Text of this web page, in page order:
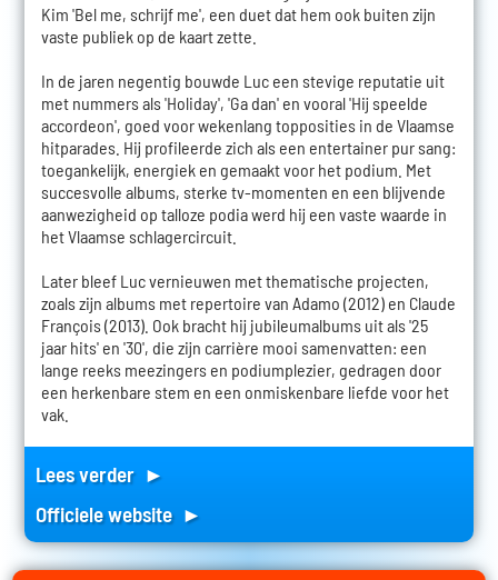
Kim 'Bel me, schrijf me', een duet dat hem ook buiten zijn
vaste publiek op de kaart zette.
In de jaren negentig bouwde Luc een stevige reputatie uit
met nummers als 'Holiday', 'Ga dan' en vooral 'Hij speelde
accordeon', goed voor wekenlang topposities in de Vlaamse
hitparades. Hij profileerde zich als een entertainer pur sang:
toegankelijk, energiek en gemaakt voor het podium. Met
succesvolle albums, sterke tv-momenten en een blijvende
aanwezigheid op talloze podia werd hij een vaste waarde in
het Vlaamse schlagercircuit.
Later bleef Luc vernieuwen met thematische projecten,
zoals zijn albums met repertoire van Adamo (2012) en Claude
François (2013). Ook bracht hij jubileumalbums uit als '25
jaar hits' en '30', die zijn carrière mooi samenvatten: een
lange reeks meezingers en podiumplezier, gedragen door
een herkenbare stem en een onmiskenbare liefde voor het
vak.
Lees verder ►
Officiele website ►